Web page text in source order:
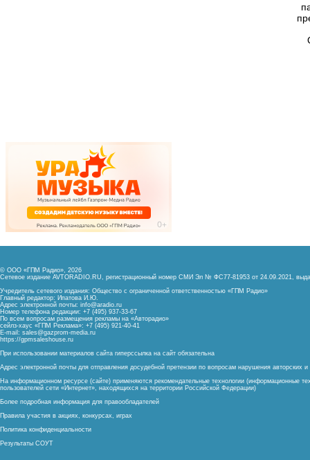
© ООО «ГПМ Радио», 2026
Сетевое издание AVTORADIO.RU, регистрационный номер СМИ Эл № ФС77-81953 от 24.09.2021,
Учредитель сетевого издания: Общество с ограниченной ответственностью «ГПМ Радио»
Главный редактор: Ипатова И.Ю.
Адрес электронной почты: info@aradio.ru
Номер телефона редакции: +7 (495) 937-33-67
По всем вопросам размещения рекламы на «Авторадио»
сейлз-хаус «ГПМ Реклама»: +7 (495) 921-40-41
E-mail: sales@gazprom-media.ru
https://gpmsaleshouse.ru
При использовании материалов сайта гиперссылка на сайт обязательна
Адрес электронной почты для отправления досудебной претензии по вопросам нарушения авторских
На информационном ресурсе (сайте) применяются рекомендательные технологии (информационные
пользователей сети «Интернет», находящихся на территории Российской Федерации)
Более подробная информация для правообладателей
Правила участия в акциях, конкурсах, играх
Политика конфиденциальности
Результаты СОУТ